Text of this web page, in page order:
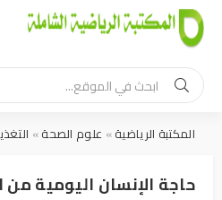
المكتبة الرياضية» علوم الصحة»
حاجة الإنسان اليومية من